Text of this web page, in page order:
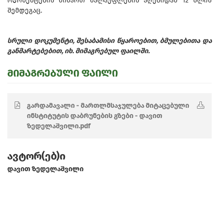
შემდეგაც.
სრული დოკუმენტი, შესაბამისი წყაროებით, ბმულებითა და
განმარტებებით, იხ. მიმაგრებულ ფაილში.
მიმაგრებული ფაილი
გარდამავალი - მართლმსაჯულება მიტაცებული
ინსტიტუტის დაბრუნების გზები - დავით
ზედელაშვილი.pdf
ავტორ(ებ)ი
დავით ზედელაშვილი